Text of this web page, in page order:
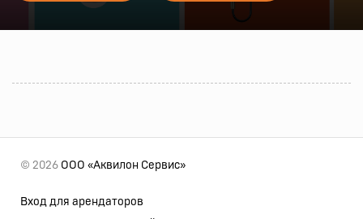
© 2026 ООО «Аквилон Сервис»
Вход для арендаторов